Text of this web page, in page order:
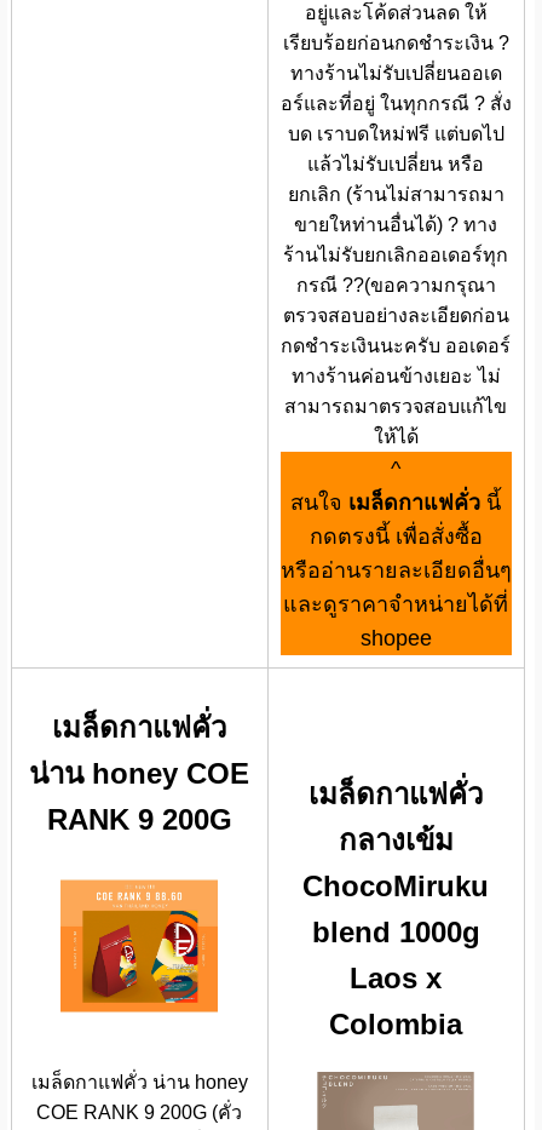
อยู่และโค้ดส่วนลด ให้
เรียบร้อยก่อนกดชำระเงิน ?
ทางร้านไม่รับเปลี่ยนออเด
อร์และที่อยู่ ในทุกกรณี ? สั่ง
บด เราบดใหม่ฟรี แต่บดไป
แล้วไม่รับเปลี่ยน หรือ
ยกเลิก (ร้านไม่สามารถมา
ขายใหท่านอื่นได้) ? ทาง
ร้านไม่รับยกเลิกออเดอร์ทุก
กรณี ??(ขอความกรุณา
ตรวจสอบอย่างละเอียดก่อน
กดชำระเงินนะครับ ออเดอร์
ทางร้านค่อนข้างเยอะ ไม่
สามารถมาตรวจสอบแก้ไข
ให้ได้
^
สนใจ เมล็ดกาแฟคั่ว นี้
กดตรงนี้ เพื่อสั่งซื้อ
หรืออ่านรายละเอียดอื่นๆ
และดูราคาจำหน่ายได้ที่
shopee
เมล็ดกาแฟคั่ว
น่าน honey COE
RANK 9 200G
เมล็ดกาแฟคั่ว น่าน honey
COE RANK 9 200G (คั่ว
เมล็ดกาแฟคั่ว
กลางเข้ม
ChocoMiruku
blend 1000g
Laos x
Colombia